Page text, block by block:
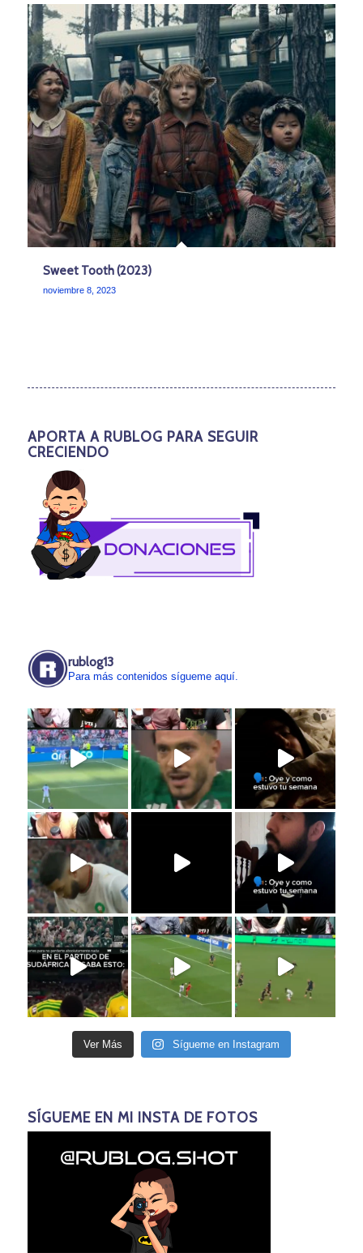
Sweet Tooth (2023)
noviembre 8, 2023
APORTA A RUBLOG PARA SEGUIR
CRECIENDO
rublog13
Para más contenidos sígueme aquí.
Ver Más Sígueme en Instagram
SÍGUEME EN MI INSTA DE FOTOS